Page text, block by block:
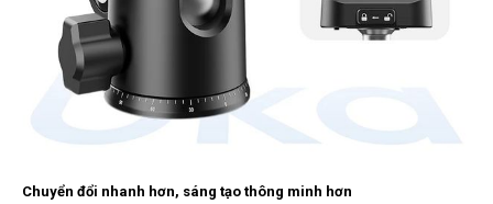
Chuyển đổi nhanh hơn, sáng tạo thông minh hơn